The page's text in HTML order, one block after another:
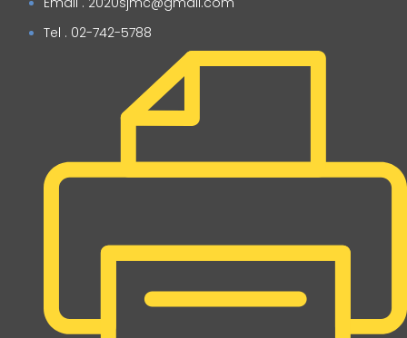
Tel . 02-742-5788